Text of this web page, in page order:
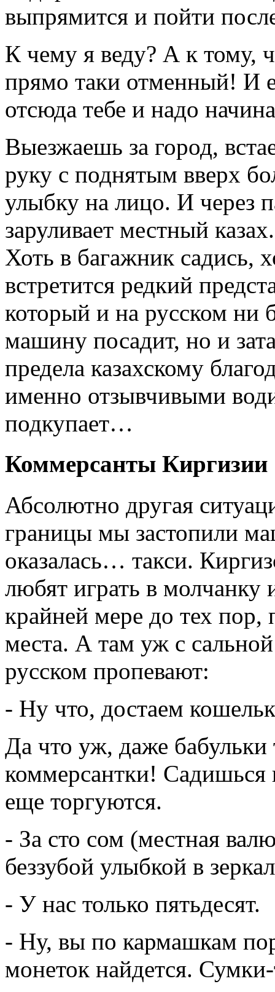
выпрямится и пойти
К чему я веду? А к тому,
прямо таки отменный! И
отсюда тебе и надо
Выезжаешь за город,
руку с поднятым вверх
улыбку на лицо. И через
заруливает местный
Хоть в багажник садись,
встретится редкий
который и на русском ни
машину посадит, но и
предела казахскому
именно отзывчивыми
подкупает…
Коммерсанты Киргизии
Абсолютно другая
границы мы застопили
оказалась… такси.
любят играть в молчанку
крайней мере до тех пор,
места. А там уж с
русском пропевают:
- Ну что, достаем
Да что уж, даже бабульки
коммерсантки!
еще торгуются.
- За сто сом (местная
беззубой улыбкой в
- У нас только пятьдесят.
- Ну, вы по кармашкам
монеток найдется.